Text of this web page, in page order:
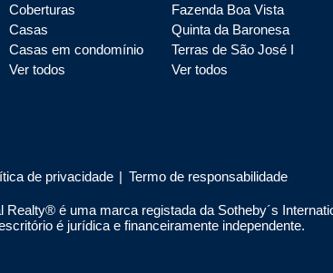
Coberturas
Casas
Casas em condomínio
Ver todos
Fazenda Boa Vista
Quinta da Baronesa
Terras de São José I
Ver todos
de privacidade Termo de responsabilidade
é uma marca registada da Sotheby´s
é jurídica e financeiramente independente.